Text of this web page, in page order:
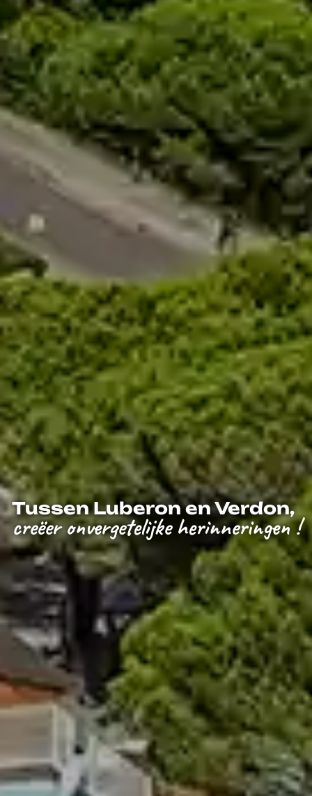
Tussen Luberon en Verdon,
creëer onvergetelijke herinneringen !